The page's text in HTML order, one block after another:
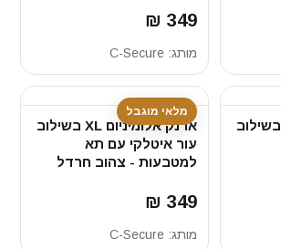
349 ₪
מותג: C-Secure
ארנק אלומיניום XL בשילוב
מלאי מוגבל
ארנק אלומיניום XL בשילוב
עור איטלקי עם תא
למטבעות - צהוב חרדל
349 ₪
מותג: C-Secure